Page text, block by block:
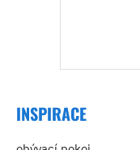
INSPIRACE